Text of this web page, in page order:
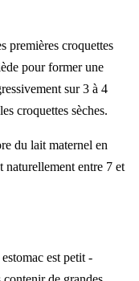
premières croquettes
pour former une
sur 3 à 4
croquettes sèches.
du lait maternel en
entre 7 et
est petit -